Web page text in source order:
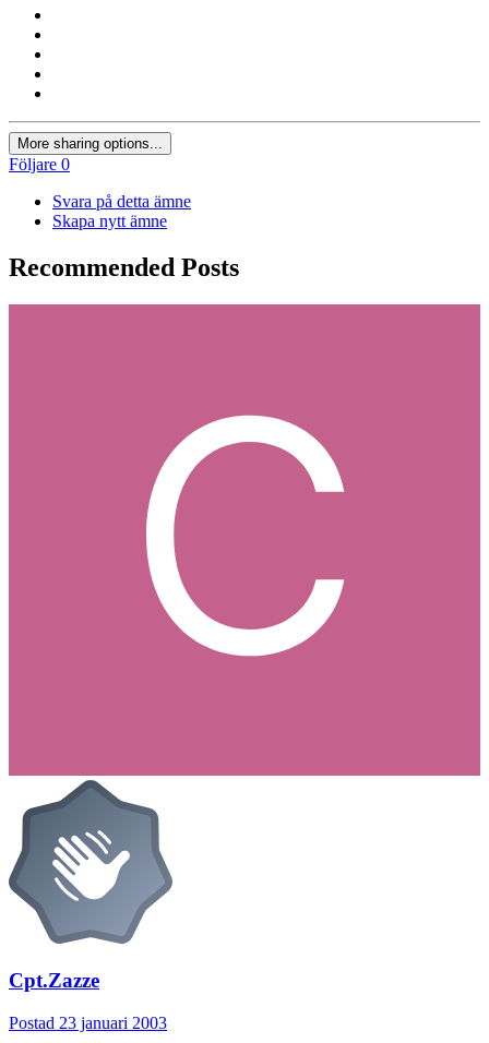
More sharing options...
Följare 0
Svara på detta ämne
Skapa nytt ämne
Recommended Posts
Cpt.Zazze
Postad 23 januari 2003